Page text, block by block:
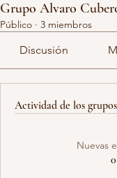
Grupo Alvaro
Público · 3 miembros
Discusión
Actividad de los
Nuevas
0